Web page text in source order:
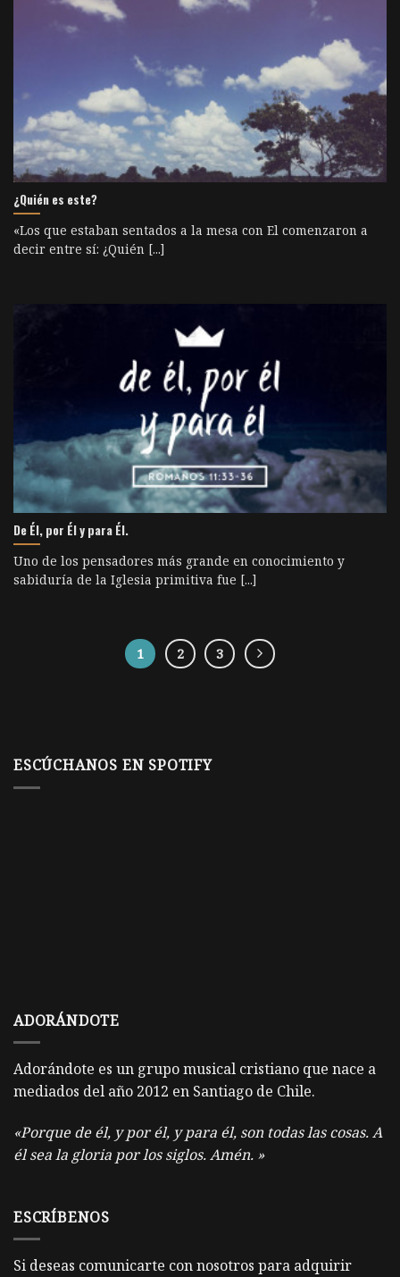
¿Quién es este?
«Los que estaban sentados a la mesa con El comenzaron a
decir entre sí: ¿Quién [...]
De Él, por Él y para Él.
Uno de los pensadores más grande en conocimiento y
sabiduría de la Iglesia primitiva fue [...]
1 2 3
ESCÚCHANOS EN SPOTIFY
ADORÁNDOTE
Adorándote es un grupo musical cristiano que nace a
mediados del año 2012 en Santiago de Chile.
«Porque de él, y por él, y para él, son todas las cosas. A
él sea la gloria por los siglos. Amén. »
ESCRÍBENOS
Si deseas comunicarte con nosotros para adquirir